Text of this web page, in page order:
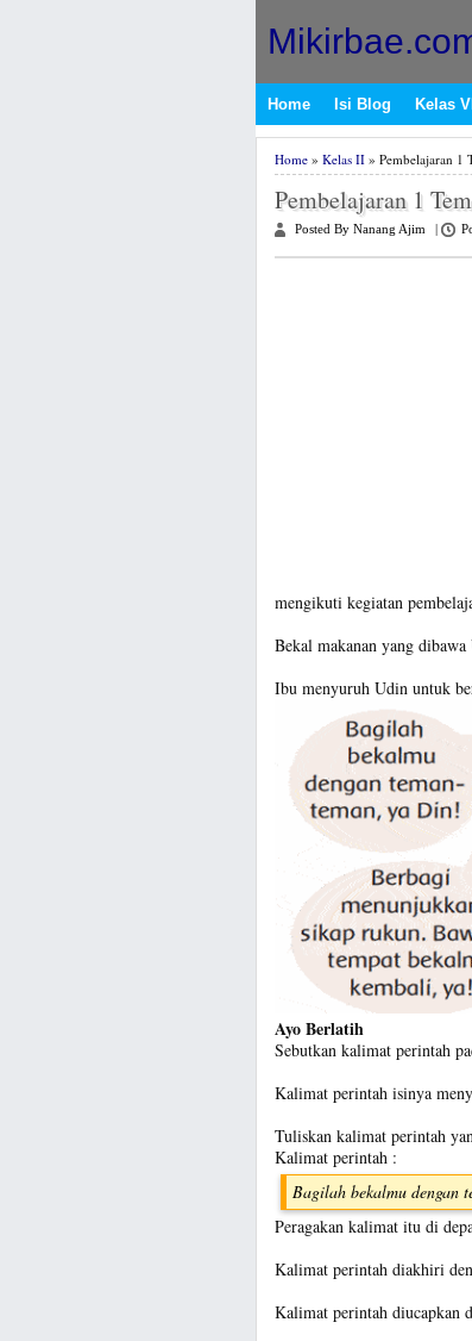
Home Isi Blog Kelas VII
Home» Kelas II» Pembelajaran 1
Pembelajaran 1
Posted By Nanang Ajim
mengikuti kegiatan
Bekal makanan yang
Ibu menyuruh Udin untuk
Ayo Berlatih
Sebutkan kalimat perintah
Kalimat perintah isinya
Tuliskan kalimat perintah
Kalimat perintah :
Bagilah bekalmu dengan
Peragakan kalimat itu di
Kalimat perintah diakhiri
Kalimat perintah diucapkan